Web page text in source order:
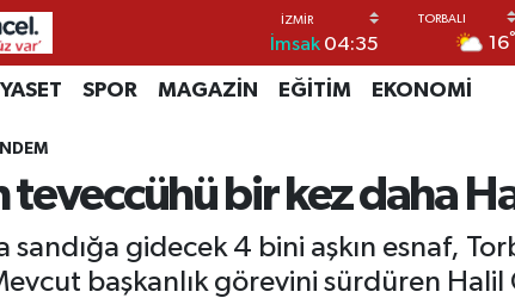
İmsak 04:35 16°
SPOR MAGAZİN EĞİTİM EKONOMİ
teveccühü bir kez daha
sandığa gidecek 4 bini aşkın esnaf,
başkanlık görevini sürdüren